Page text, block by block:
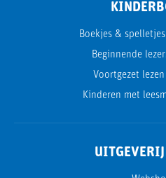
Boekjes &
Beginnende
Voortgezet
Kinderen met